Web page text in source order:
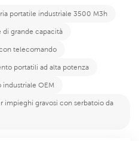
portatile industriale 3500 M3h
di grande capacità
telecomando
portatili ad alta potenza
industriale OEM
impieghi gravosi con serbatoio da